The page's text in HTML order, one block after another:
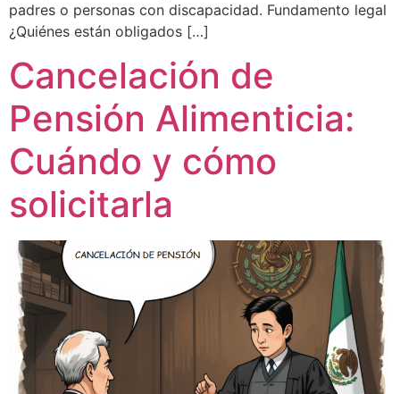
padres o personas con discapacidad. Fundamento legal
¿Quiénes están obligados […]
Cancelación de
Pensión Alimenticia:
Cuándo y cómo
solicitarla